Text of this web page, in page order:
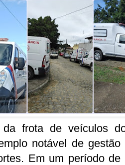
da frota de veículos
notável de
Em um período